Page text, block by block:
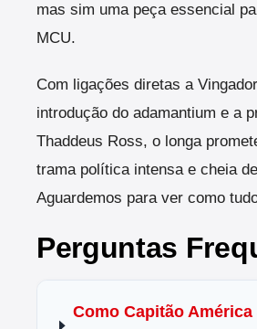
mas sim uma peça essencial
MCU.
Com ligações diretas a
introdução do adamantium e a
Thaddeus Ross, o longa
trama política intensa e cheia
Aguardemos para ver como
Perguntas
Como Capitão América